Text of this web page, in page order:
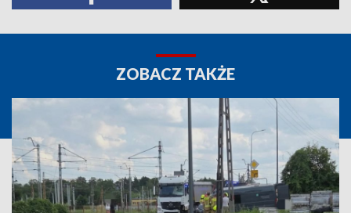
ZOBACZ TAKŻE